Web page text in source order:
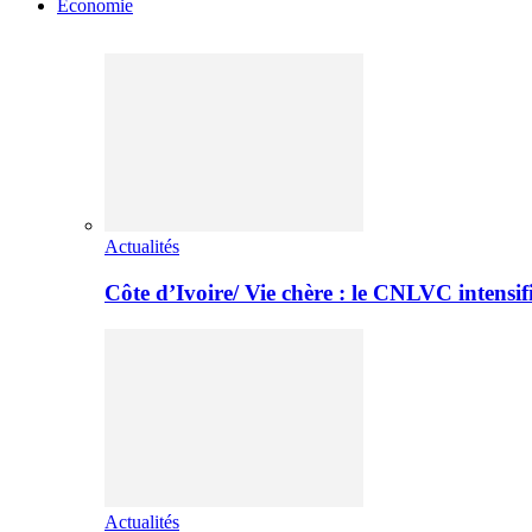
Economie
Actualités
Côte d’Ivoire/ Vie chère : le CNLVC
Actualités